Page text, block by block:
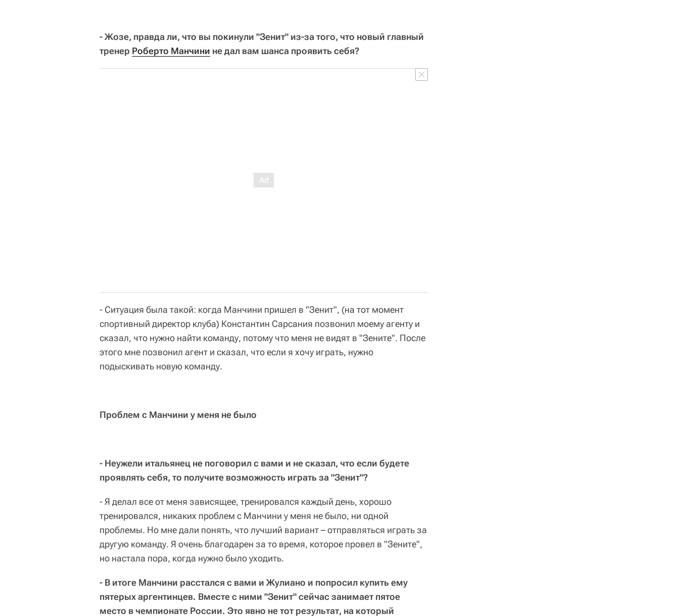
- Жозе, правда ли, что вы покинули "Зенит" из-за того, что новый главный
тренер Роберто Манчини не дал вам шанса проявить себя?
- Ситуация была такой: когда Манчини пришел в "Зенит", (на тот момент
спортивный директор клуба) Константин Сарсания позвонил моему агенту и
сказал, что нужно найти команду, потому что меня не видят в "Зените". После
этого мне позвонил агент и сказал, что если я хочу играть, нужно
подыскивать новую команду.
Проблем с Манчини у меня не было
- Неужели итальянец не поговорил с вами и не сказал, что если будете
проявлять себя, то получите возможность играть за "Зенит"?
- Я делал все от меня зависящее, тренировался каждый день, хорошо
тренировался, никаких проблем с Манчини у меня не было, ни одной
проблемы. Но мне дали понять, что лучший вариант – отправляться играть за
другую команду. Я очень благодарен за то время, которое провел в "Зените",
но настала пора, когда нужно было уходить.
- В итоге Манчини расстался с вами и Жулиано и попросил купить ему
пятерых аргентинцев. Вместе с ними "Зенит" сейчас занимает пятое
место в чемпионате России. Это явно не тот результат, на который